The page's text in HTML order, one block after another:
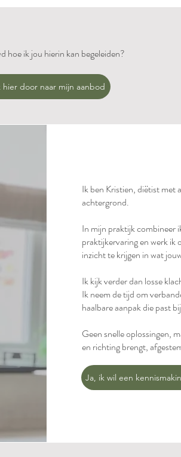
hoe ik jou hierin kan begeleiden?
hier door naar mijn aanbod
Ik ben Kristien, diëtist met
achtergrond.
In mijn praktijk combineer
praktijkervaring en werk ik
inzicht te krijgen in wat
Ik kijk verder dan losse
Ik neem de tijd om
haalbare aanpak die past
Geen snelle oplossingen,
en richting brengt,
Ja, ik wil een